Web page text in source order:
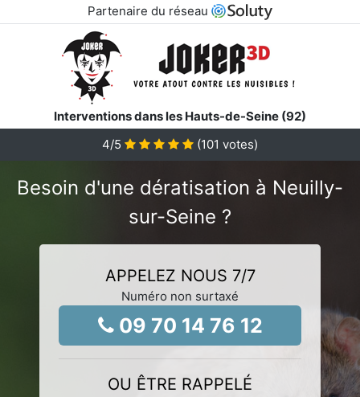
Partenaire du réseau
Interventions dans les Hauts-de-Seine (92)
4/5 (101 votes)
Besoin d'une dératisation à Neuilly-
sur-Seine ?
APPELEZ NOUS 7/7
Numéro non surtaxé
09 70 14 76 12
OU ÊTRE RAPPELÉ